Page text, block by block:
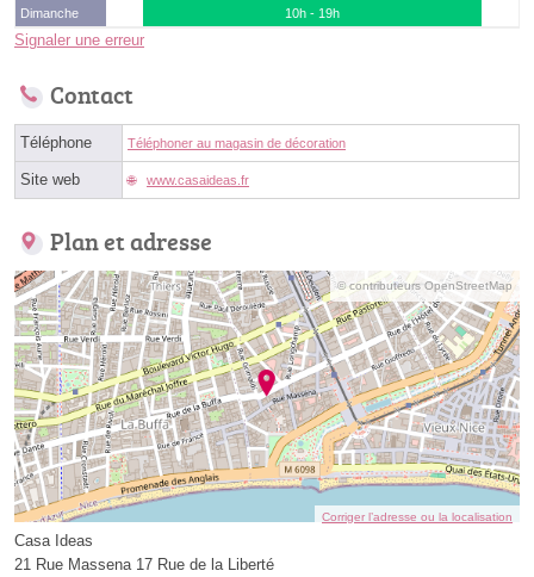
Dimanche
10h - 19h
Signaler une erreur
Contact
Téléphone Téléphoner au magasin de décoration
Site web www.casaideas.fr
Plan et adresse
© contributeurs OpenStreetMap
Corriger l’adresse ou la localisation
Casa Ideas
21 Rue Massena 17 Rue de la Liberté